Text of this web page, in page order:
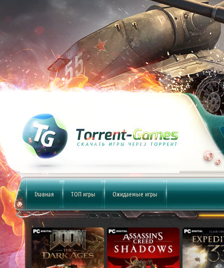
Главная ТОП игры Ожидаемые игры